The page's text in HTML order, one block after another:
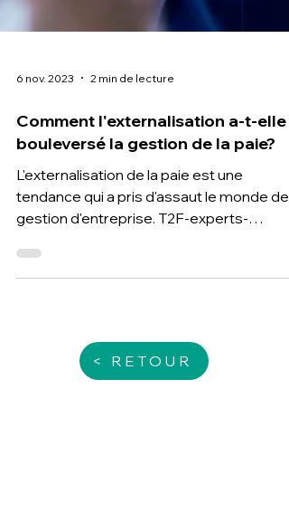
Comment l'externalisation a-t-elle
bouleversé la gestion de la paie?
L'externalisation de la paie est une
tendance qui a pris d'assaut le monde de